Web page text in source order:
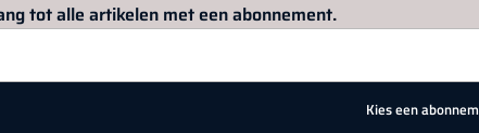
tot alle artikelen met een abonnement.
Kies een